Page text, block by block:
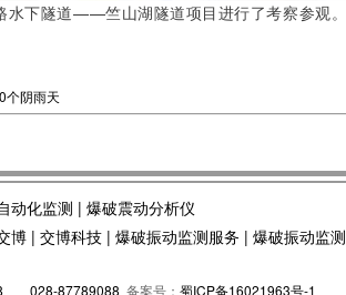
下隧道——竺山湖隧道项目进行了考察参观。
个阴雨天
动化监测 | 爆破震动分析仪
博 | 交博科技 | 爆破振动监测服务 | 爆破振动监测
028-87789088 备案号： 蜀ICP备16021963号-1